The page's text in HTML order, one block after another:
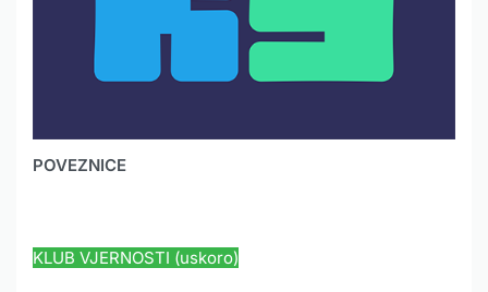
POVEZNICE
KLUB VJERNOSTI (uskoro)